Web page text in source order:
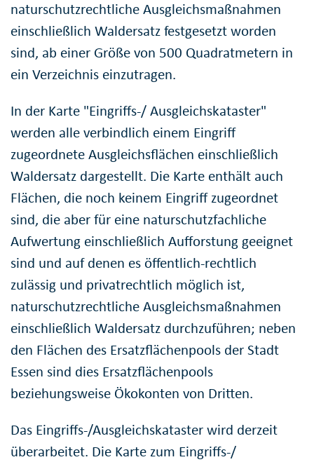
naturschutzrechtliche Ausgleichsmaßnahmen
einschließlich Waldersatz festgesetzt worden
sind, ab einer Größe von 500 Quadratmetern in
ein Verzeichnis einzutragen.
In der Karte "Eingriffs-/ Ausgleichskataster"
werden alle verbindlich einem Eingriff
zugeordnete Ausgleichsflächen einschließlich
Waldersatz dargestellt. Die Karte enthält auch
Flächen, die noch keinem Eingriff zugeordnet
sind, die aber für eine naturschutzfachliche
Aufwertung einschließlich Aufforstung geeignet
sind und auf denen es öffentlich-rechtlich
zulässig und privatrechtlich möglich ist,
naturschutzrechtliche Ausgleichsmaßnahmen
einschließlich Waldersatz durchzuführen; neben
den Flächen des Ersatzflächenpools der Stadt
Essen sind dies Ersatzflächenpools
beziehungsweise Ökokonten von Dritten.
Das Eingriffs-/Ausgleichskataster wird derzeit
überarbeitet. Die Karte zum Eingriffs-/